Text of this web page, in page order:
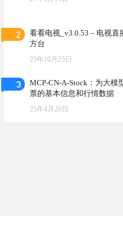
2
看看电视_v3.0.53 – 电视
方台
25年10月25日
3
MCP-CN-A-Stock：为大模
票的基本信息和行情数据
25年4月28日